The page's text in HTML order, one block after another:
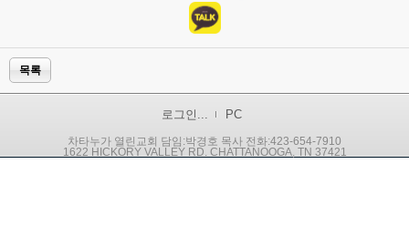
목록
로그인... PC
차타누가 열린교회 담임:박경호 목사 전화:423-654-7910
1622 HICKORY VALLEY RD. CHATTANOOGA, TN 37421